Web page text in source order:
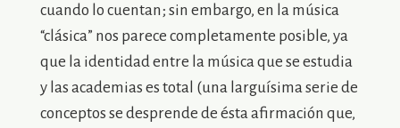
cuando lo cuentan; sin embargo, en la música
“clásica” nos parece completamente posible, ya
que la identidad entre la música que se estudia
y las academias es total (una larguísima serie de
conceptos se desprende de ésta afirmación que,